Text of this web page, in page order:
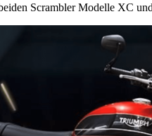
Scrambler Modelle XC